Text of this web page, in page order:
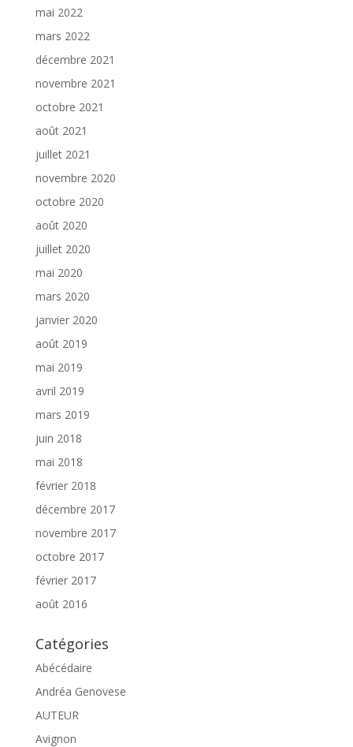
mai 2022
mars 2022
décembre 2021
novembre 2021
octobre 2021
août 2021
juillet 2021
novembre 2020
octobre 2020
août 2020
juillet 2020
mai 2020
mars 2020
janvier 2020
août 2019
mai 2019
avril 2019
mars 2019
juin 2018
mai 2018
février 2018
décembre 2017
novembre 2017
octobre 2017
février 2017
août 2016
Catégories
Abécédaire
Andréa Genovese
AUTEUR
Avignon